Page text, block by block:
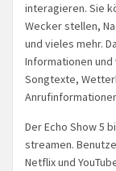
interagieren. Sie
Wecker stellen,
und vieles mehr.
Informationen und
Songtexte,
Der Echo Show 5
streamen.
Netflix und